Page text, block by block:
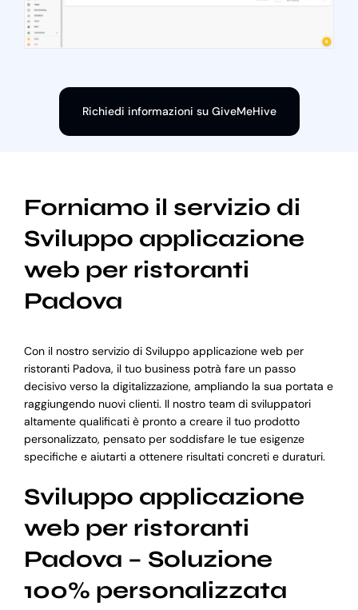
Richiedi informazioni su GiveMeHive
Forniamo il servizio di
Sviluppo applicazione
web per ristoranti
Padova
Con il nostro servizio di Sviluppo applicazione web per
ristoranti Padova, il tuo business potrà fare un passo
decisivo verso la digitalizzazione, ampliando la sua portata e
raggiungendo nuovi clienti. Il nostro team di sviluppatori
altamente qualificati è pronto a creare il tuo prodotto
personalizzato, pensato per soddisfare le tue esigenze
specifiche e aiutarti a ottenere risultati concreti e duraturi.
Sviluppo applicazione
web per ristoranti
Padova – Soluzione
100% personalizzata